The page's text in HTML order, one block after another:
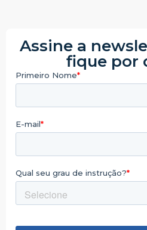
Assine a
fique por